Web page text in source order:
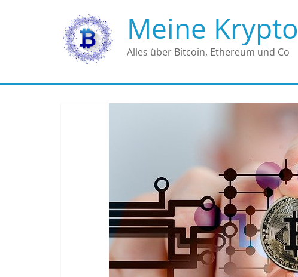
Meine Krypto
Alles über Bitcoin, Ethereum und Co